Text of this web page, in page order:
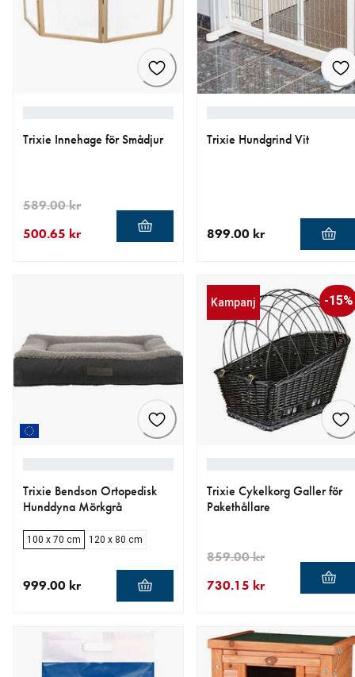
Trixie Innehage för Smådjur
500.65 kr
589.00 kr
Trixie Hundgrind Vit
899.00 kr
Trixie Bendson Ortopedisk
Hunddyna Mörkgrå
100 x 70 cm 120 x 80 cm
999.00 kr
Kampanj -15%
Trixie Cykelkorg Galler för
Pakethållare
730.15 kr
859.00 kr